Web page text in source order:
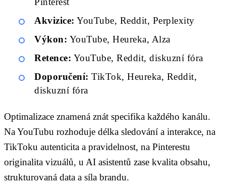
Akvizice: YouTube, Reddit, Perplexity
Výkon: YouTube, Heureka, Alza
Retence: YouTube, Reddit, diskuzní fóra
Doporučení: TikTok, Heureka, Reddit,
diskuzní fóra
Optimalizace znamená znát specifika každého kanálu.
Na YouTubu rozhoduje délka sledování a interakce, na
TikToku autenticita a pravidelnost, na Pinterestu
originalita vizuálů, u AI asistentů zase kvalita obsahu,
strukturovaná data a síla brandu.